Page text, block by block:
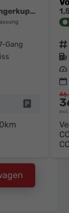
1,5 eTSI DSG LIFE LED Plus Anhängerkupplung Navigation Digital Pro Sitzheizung beheiztes Lenkrad 17 Zoll Alu 5J Garantie
Gang
Fahrzeug
Fahrzeugnr.
Kraftstoff
Leistung